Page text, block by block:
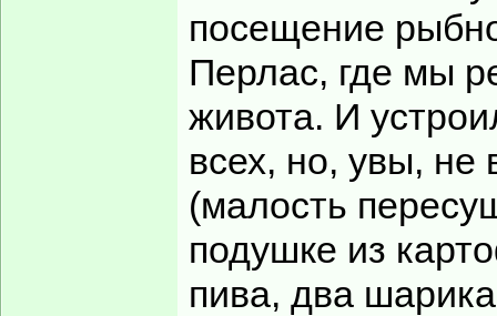
посещение
Перлас, где мы
живота. И
всех, но, увы, не
(малость
подушке из
пива, два